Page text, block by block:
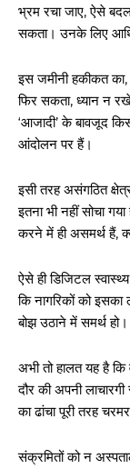
भ्रम रचा जाए, ऐसे
सकता। उनके लिए
इस जमीनी हकीकत का,
फिर सकता, ध्यान न
‘आजादी’ के बावजूद
आंदोलन पर हैं।
इसी तरह असंगठित
इतना भी नहीं सोचा
करने में ही असमर्थ हैं,
ऐसे ही डिजिटल
कि नागरिकों को
बोझ उठाने में समर्थ हो।
अभी तो हालत यह है
दौर की अपनी
का ढांचा पूरी तरह
संक्रमितों को न